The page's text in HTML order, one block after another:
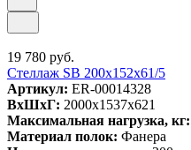
19 780 руб.
Стеллаж SB 200x152x61/5
Артикул: ER-00014328
ВxШxГ: 2000x1537x621
Максимальная нагрузка, кг:
Материал полок: Фанера